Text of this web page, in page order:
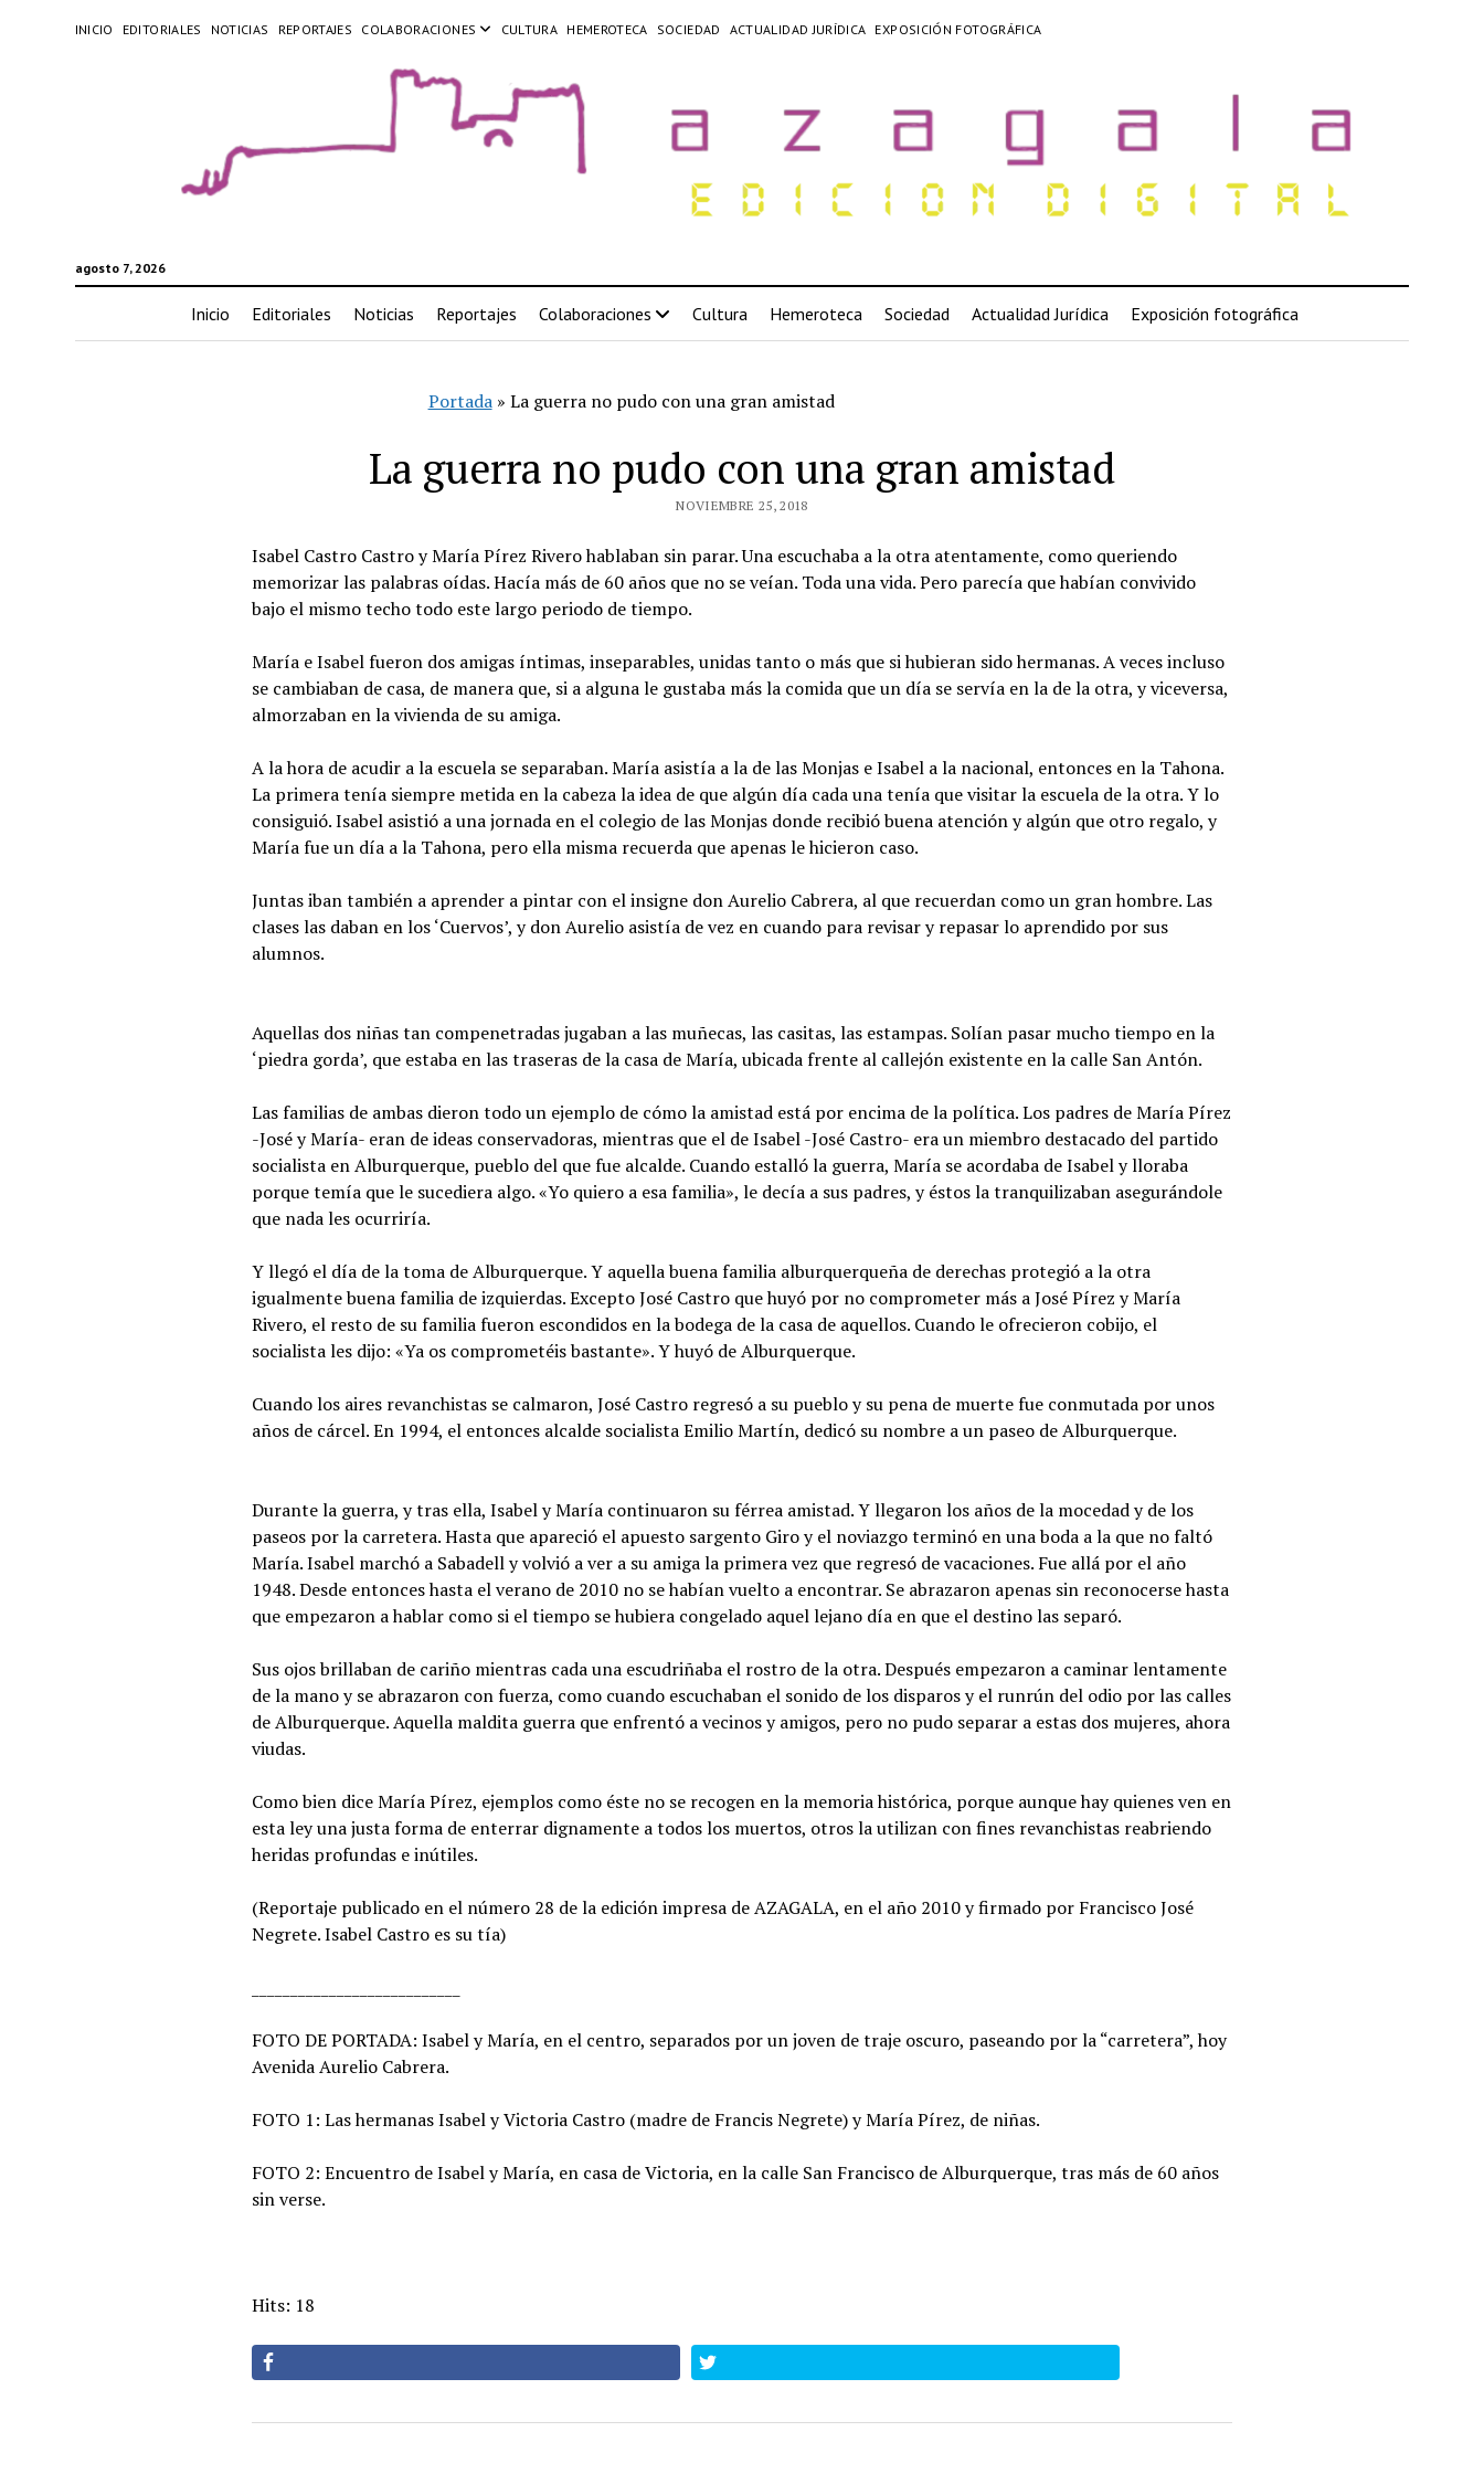
INICIO EDITORIALES NOTICIAS REPORTAJES COLABORACIONES CULTURA HEMEROTECA SOCIEDAD ACTUALIDAD JURÍDICA EXPOSICIÓN FOTOGRÁFICA
agosto 7, 2026
Inicio Editoriales Noticias Reportajes Colaboraciones Cultura Hemeroteca Sociedad Actualidad Jurídica Exposición fotográfica
Portada» La guerra no pudo con una gran amistad
La guerra no pudo con una gran amistad
NOVIEMBRE 25, 2018
Isabel Castro Castro y María Pírez Rivero hablaban sin parar. Una escuchaba a la otra atentamente, como queriendo
memorizar las palabras oídas. Hacía más de 60 años que no se veían. Toda una vida. Pero parecía que habían convivido
bajo el mismo techo todo este largo periodo de tiempo.
María e Isabel fueron dos amigas íntimas, inseparables, unidas tanto o más que si hubieran sido hermanas. A veces incluso
se cambiaban de casa, de manera que, si a alguna le gustaba más la comida que un día se servía en la de la otra, y viceversa,
almorzaban en la vivienda de su amiga.
A la hora de acudir a la escuela se separaban. María asistía a la de las Monjas e Isabel a la nacional, entonces en la Tahona.
La primera tenía siempre metida en la cabeza la idea de que algún día cada una tenía que visitar la escuela de la otra. Y lo
consiguió. Isabel asistió a una jornada en el colegio de las Monjas donde recibió buena atención y algún que otro regalo, y
María fue un día a la Tahona, pero ella misma recuerda que apenas le hicieron caso.
Juntas iban también a aprender a pintar con el insigne don Aurelio Cabrera, al que recuerdan como un gran hombre. Las
clases las daban en los ‘Cuervos’, y don Aurelio asistía de vez en cuando para revisar y repasar lo aprendido por sus
alumnos.
Aquellas dos niñas tan compenetradas jugaban a las muñecas, las casitas, las estampas. Solían pasar mucho tiempo en la
‘piedra gorda’, que estaba en las traseras de la casa de María, ubicada frente al callejón existente en la calle San Antón.
Las familias de ambas dieron todo un ejemplo de cómo la amistad está por encima de la política. Los padres de María Pírez
-José y María- eran de ideas conservadoras, mientras que el de Isabel -José Castro- era un miembro destacado del partido
socialista en Alburquerque, pueblo del que fue alcalde. Cuando estalló la guerra, María se acordaba de Isabel y lloraba
porque temía que le sucediera algo. «Yo quiero a esa familia», le decía a sus padres, y éstos la tranquilizaban asegurándole
que nada les ocurriría.
Y llegó el día de la toma de Alburquerque. Y aquella buena familia alburquerqueña de derechas protegió a la otra
igualmente buena familia de izquierdas. Excepto José Castro que huyó por no comprometer más a José Pírez y María
Rivero, el resto de su familia fueron escondidos en la bodega de la casa de aquellos. Cuando le ofrecieron cobijo, el
socialista les dijo: «Ya os comprometéis bastante». Y huyó de Alburquerque.
Cuando los aires revanchistas se calmaron, José Castro regresó a su pueblo y su pena de muerte fue conmutada por unos
años de cárcel. En 1994, el entonces alcalde socialista Emilio Martín, dedicó su nombre a un paseo de Alburquerque.
Durante la guerra, y tras ella, Isabel y María continuaron su férrea amistad. Y llegaron los años de la mocedad y de los
paseos por la carretera. Hasta que apareció el apuesto sargento Giro y el noviazgo terminó en una boda a la que no faltó
María. Isabel marchó a Sabadell y volvió a ver a su amiga la primera vez que regresó de vacaciones. Fue allá por el año
1948. Desde entonces hasta el verano de 2010 no se habían vuelto a encontrar. Se abrazaron apenas sin reconocerse hasta
que empezaron a hablar como si el tiempo se hubiera congelado aquel lejano día en que el destino las separó.
Sus ojos brillaban de cariño mientras cada una escudriñaba el rostro de la otra. Después empezaron a caminar lentamente
de la mano y se abrazaron con fuerza, como cuando escuchaban el sonido de los disparos y el runrún del odio por las calles
de Alburquerque. Aquella maldita guerra que enfrentó a vecinos y amigos, pero no pudo separar a estas dos mujeres, ahora
viudas.
Como bien dice María Pírez, ejemplos como éste no se recogen en la memoria histórica, porque aunque hay quienes ven en
esta ley una justa forma de enterrar dignamente a todos los muertos, otros la utilizan con fines revanchistas reabriendo
heridas profundas e inútiles.
(Reportaje publicado en el número 28 de la edición impresa de AZAGALA, en el año 2010 y firmado por Francisco José
Negrete. Isabel Castro es su tía)
FOTO DE PORTADA: Isabel y María, en el centro, separados por un joven de traje oscuro, paseando por la “carretera”, hoy
Avenida Aurelio Cabrera.
FOTO 1: Las hermanas Isabel y Victoria Castro (madre de Francis Negrete) y María Pírez, de niñas.
FOTO 2: Encuentro de Isabel y María, en casa de Victoria, en la calle San Francisco de Alburquerque, tras más de 60 años
sin verse.
Hits: 18